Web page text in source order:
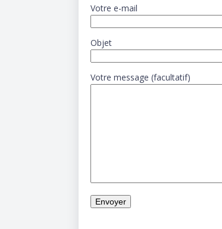
Votre e-mail
Objet
Votre message (facultatif)